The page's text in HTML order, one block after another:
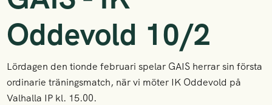
Oddevold 10/2
Lördagen den tionde februari spelar GAIS herrar sin första
ordinarie träningsmatch, när vi möter IK Oddevold på
Valhalla IP kl. 15.00.